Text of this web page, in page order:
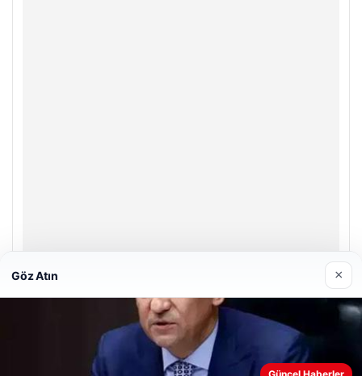
A Life Ankara Hastanesi
Göz Atın ×